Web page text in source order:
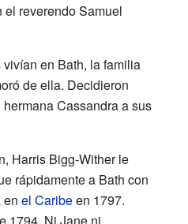
el reverendo Samuel
en Bath, la familia
de ella. Decidieron
Cassandra a sus
Harris Bigg-Wither le
rápidamente a Bath con
en el Caribeen 1797.